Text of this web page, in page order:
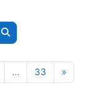
コースを検索する
ージ 10
… 33ページ 33
»次のページ